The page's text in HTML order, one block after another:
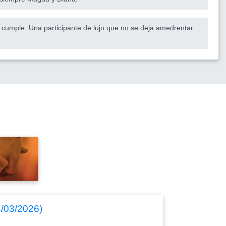
Una participante de lujo que no se deja amedrentar
03/2026)